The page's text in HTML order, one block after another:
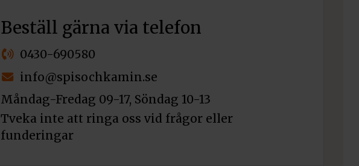
Beställ gärna via telefon
0430-690580
info@spisochkamin.se
Måndag-Fredag 09-17, Söndag 10-13
Tveka inte att ringa oss vid frågor eller
funderingar